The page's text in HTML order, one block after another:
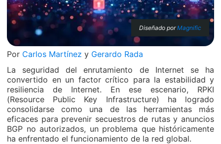
Diseñado porMagnific
Por Carlos Martínez y Gerardo Rada
La seguridad del enrutamiento de Internet se ha
convertido en un factor crítico para la estabilidad y
resiliencia de Internet. En ese escenario, RPKI
(Resource Public Key Infrastructure) ha logrado
consolidarse como una de las herramientas más
eficaces para prevenir secuestros de rutas y anuncios
BGP no autorizados, un problema que históricamente
ha enfrentado el funcionamiento de la red global.